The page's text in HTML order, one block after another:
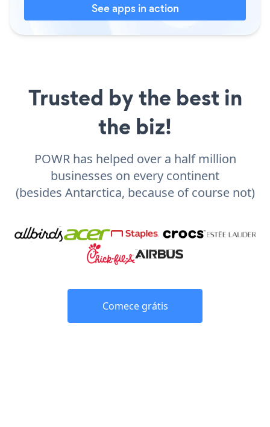
See apps in action
Trusted by the best in
the biz!
POWR has helped over a half million
businesses on every continent
(besides Antarctica, because of course not)
Comece grátis